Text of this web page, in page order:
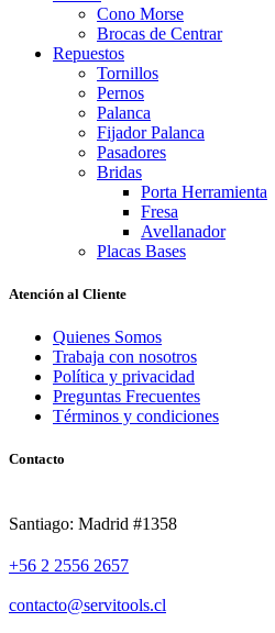
Cono Morse
Brocas de Centrar
Repuestos
Tornillos
Pernos
Palanca
Fijador Palanca
Pasadores
Bridas
Porta Herramienta
Fresa
Avellanador
Placas Bases
Atención al Cliente
Quienes Somos
Trabaja con nosotros
Política y privacidad
Preguntas Frecuentes
Términos y condiciones
Contacto
Santiago: Madrid #1358
+56 2 2556 2657
contacto@servitools.cl